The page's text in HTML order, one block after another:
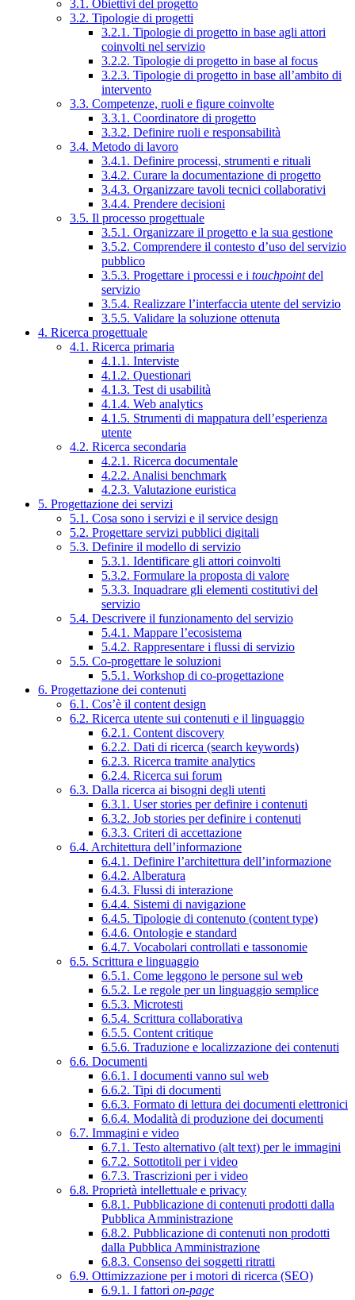
3.1. Obiettivi del progetto
3.2. Tipologie di progetti
3.2.1. Tipologie di progetto in base agli attori
coinvolti nel servizio
3.2.2. Tipologie di progetto in base al focus
3.2.3. Tipologie di progetto in base all’ambito di
intervento
3.3. Competenze, ruoli e figure coinvolte
3.3.1. Coordinatore di progetto
3.3.2. Definire ruoli e responsabilità
3.4. Metodo di lavoro
3.4.1. Definire processi, strumenti e rituali
3.4.2. Curare la documentazione di progetto
3.4.3. Organizzare tavoli tecnici collaborativi
3.4.4. Prendere decisioni
3.5. Il processo progettuale
3.5.1. Organizzare il progetto e la sua gestione
3.5.2. Comprendere il contesto d’uso del servizio
pubblico
3.5.3. Progettare i processi e i touchpointdel
servizio
3.5.4. Realizzare l’interfaccia utente del servizio
3.5.5. Validare la soluzione ottenuta
4. Ricerca progettuale
4.1. Ricerca primaria
4.1.1. Interviste
4.1.2. Questionari
4.1.3. Test di usabilità
4.1.4. Web analytics
4.1.5. Strumenti di mappatura dell’esperienza
utente
4.2. Ricerca secondaria
4.2.1. Ricerca documentale
4.2.2. Analisi benchmark
4.2.3. Valutazione euristica
5. Progettazione dei servizi
5.1. Cosa sono i servizi e il service design
5.2. Progettare servizi pubblici digitali
5.3. Definire il modello di servizio
5.3.1. Identificare gli attori coinvolti
5.3.2. Formulare la proposta di valore
5.3.3. Inquadrare gli elementi costitutivi del
servizio
5.4. Descrivere il funzionamento del servizio
5.4.1. Mappare l’ecosistema
5.4.2. Rappresentare i flussi di servizio
5.5. Co-progettare le soluzioni
5.5.1. Workshop di co-progettazione
6. Progettazione dei contenuti
6.1. Cos’è il content design
6.2. Ricerca utente sui contenuti e il linguaggio
6.2.1. Content discovery
6.2.2. Dati di ricerca (search keywords)
6.2.3. Ricerca tramite analytics
6.2.4. Ricerca sui forum
6.3. Dalla ricerca ai bisogni degli utenti
6.3.1. User stories per definire i contenuti
6.3.2. Job stories per definire i contenuti
6.3.3. Criteri di accettazione
6.4. Architettura dell’informazione
6.4.1. Definire l’architettura dell’informazione
6.4.2. Alberatura
6.4.3. Flussi di interazione
6.4.4. Sistemi di navigazione
6.4.5. Tipologie di contenuto (content type)
6.4.6. Ontologie e standard
6.4.7. Vocabolari controllati e tassonomie
6.5. Scrittura e linguaggio
6.5.1. Come leggono le persone sul web
6.5.2. Le regole per un linguaggio semplice
6.5.3. Microtesti
6.5.4. Scrittura collaborativa
6.5.5. Content critique
6.5.6. Traduzione e localizzazione dei contenuti
6.6. Documenti
6.6.1. I documenti vanno sul web
6.6.2. Tipi di documenti
6.6.3. Formato di lettura dei documenti elettronici
6.6.4. Modalità di produzione dei documenti
6.7. Immagini e video
6.7.1. Testo alternativo (alt text) per le immagini
6.7.2. Sottotitoli per i video
6.7.3. Trascrizioni per i video
6.8. Proprietà intellettuale e privacy
6.8.1. Pubblicazione di contenuti prodotti dalla
Pubblica Amministrazione
6.8.2. Pubblicazione di contenuti non prodotti
dalla Pubblica Amministrazione
6.8.3. Consenso dei soggetti ritratti
6.9. Ottimizzazione per i motori di ricerca (SEO)
6.9.1. I fattori on-page